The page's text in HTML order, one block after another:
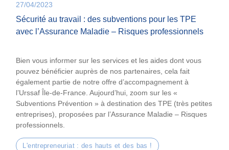
27/04/2023
Sécurité au travail : des subventions pour les TPE
avec l’Assurance Maladie – Risques professionnels
Bien vous informer sur les services et les aides dont vous
pouvez bénéficier auprès de nos partenaires, cela fait
également partie de notre offre d’accompagnement à
l’Urssaf Île-de-France. Aujourd’hui, zoom sur les «
Subventions Prévention » à destination des TPE (très petites
entreprises), proposées par l’Assurance Maladie – Risques
professionnels.
L'entrepreneuriat : des hauts et des bas !